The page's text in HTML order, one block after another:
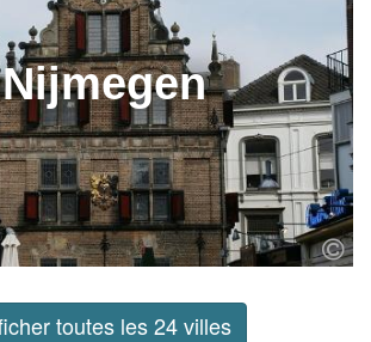
Nijmegen
toutes les 24 villes